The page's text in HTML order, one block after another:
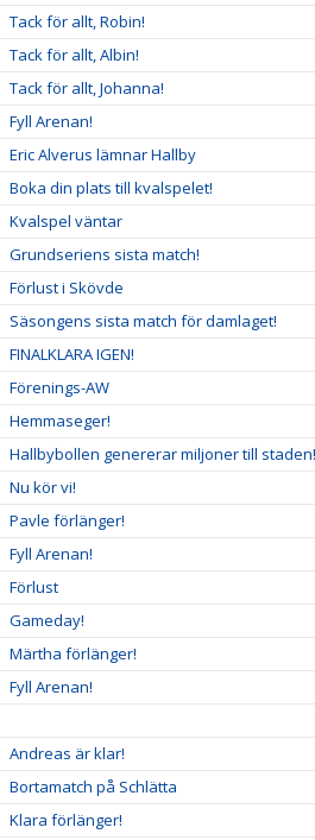
Tack för allt, Robin!
Tack för allt, Albin!
Tack för allt, Johanna!
Fyll Arenan!
Eric Alverus lämnar Hallby
Boka din plats till kvalspelet!
Kvalspel väntar
Grundseriens sista match!
Förlust i Skövde
Säsongens sista match för damlaget!
FINALKLARA IGEN!
Förenings-AW
Hemmaseger!
Hallbybollen genererar miljoner till staden!
Nu kör vi!
Pavle förlänger!
Fyll Arenan!
Förlust
Gameday!
Märtha förlänger!
Fyll Arenan!
Andreas är klar!
Bortamatch på Schlätta
Klara förlänger!